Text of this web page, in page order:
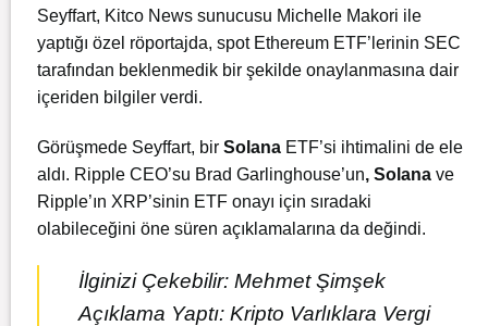
Seyffart, Kitco News sunucusu Michelle Makori ile
yaptığı özel röportajda, spot Ethereum ETF’lerinin SEC
tarafından beklenmedik bir şekilde onaylanmasına dair
içeriden bilgiler verdi.
Görüşmede Seyffart, bir Solana ETF’si ihtimalini de ele
aldı. Ripple CEO’su Brad Garlinghouse’un, Solana ve
Ripple’ın XRP’sinin ETF onayı için sıradaki
olabileceğini öne süren açıklamalarına da değindi.
İlginizi Çekebilir: Mehmet Şimşek
Açıklama Yaptı: Kripto Varlıklara Vergi